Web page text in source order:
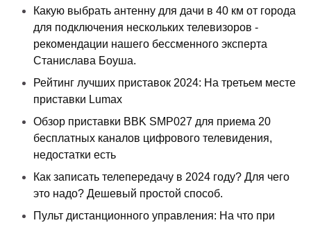
Какую выбрать антенну для дачи в 40 км от города
для подключения нескольких телевизоров -
рекомендации нашего бессменного эксперта
Станислава Боуша.
Рейтинг лучших приставок 2024: На третьем месте
приставки Lumax
Обзор приставки BBK SMP027 для приема 20
бесплатных каналов цифрового телевидения,
недостатки есть
Как записать телепередачу в 2024 году? Для чего
это надо? Дешевый простой способ.
Пульт дистанционного управления: На что при